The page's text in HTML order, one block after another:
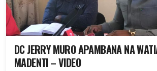
DC JERRY MURO APAMBANA NA
MADENTI – VIDEO